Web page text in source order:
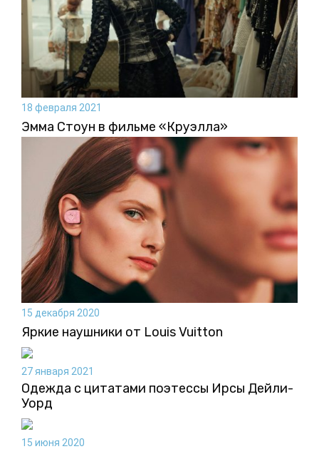
18 февраля 2021
Эмма Стоун в фильме «Круэлла»
15 декабря 2020
Яркие наушники от Louis Vuitton
27 января 2021
Одежда с цитатами поэтессы Ирсы Дейли-
Уорд
15 июня 2020